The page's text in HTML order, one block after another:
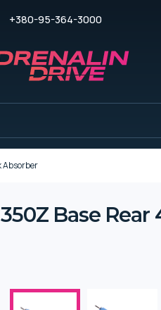
+380-95-364-3000
Absorber
Base